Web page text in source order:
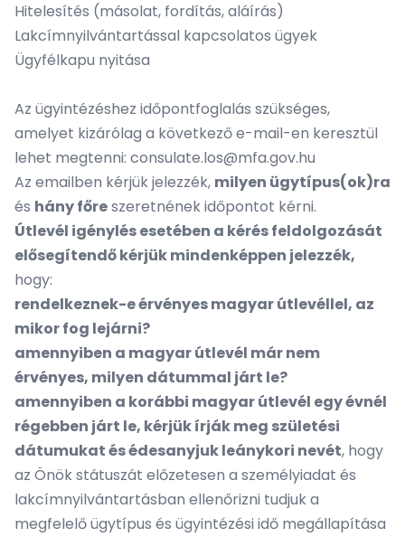
Hitelesítés (másolat, fordítás, aláírás)
Lakcímnyilvántartással kapcsolatos ügyek
Ügyfélkapu nyitása
Az ügyintézéshez időpontfoglalás szükséges,
amelyet kizárólag a következő e-mail-en keresztül
lehet megtenni: consulate.los@mfa.gov.hu
Az emailben kérjük jelezzék, milyen ügytípus(ok)ra
és hány főreszeretnének időpontot kérni.
Útlevél igénylés esetében a kérés feldolgozását
elősegítendő kérjük mindenképpen jelezzék,
hogy:
rendelkeznek-e érvényes magyar útlevéllel, az
mikor fog lejárni?
amennyiben a magyar útlevél már nem
érvényes, milyen dátummal járt le?
amennyiben a korábbi magyar útlevél egy évnél
régebben járt le, kérjük írják meg születési
dátumukat és édesanyjuk leánykori nevét, hogy
az Önök státuszát előzetesen a személyiadat és
lakcímnyilvántartásban ellenőrizni tudjuk a
megfelelő ügytípus és ügyintézési idő megállapítása